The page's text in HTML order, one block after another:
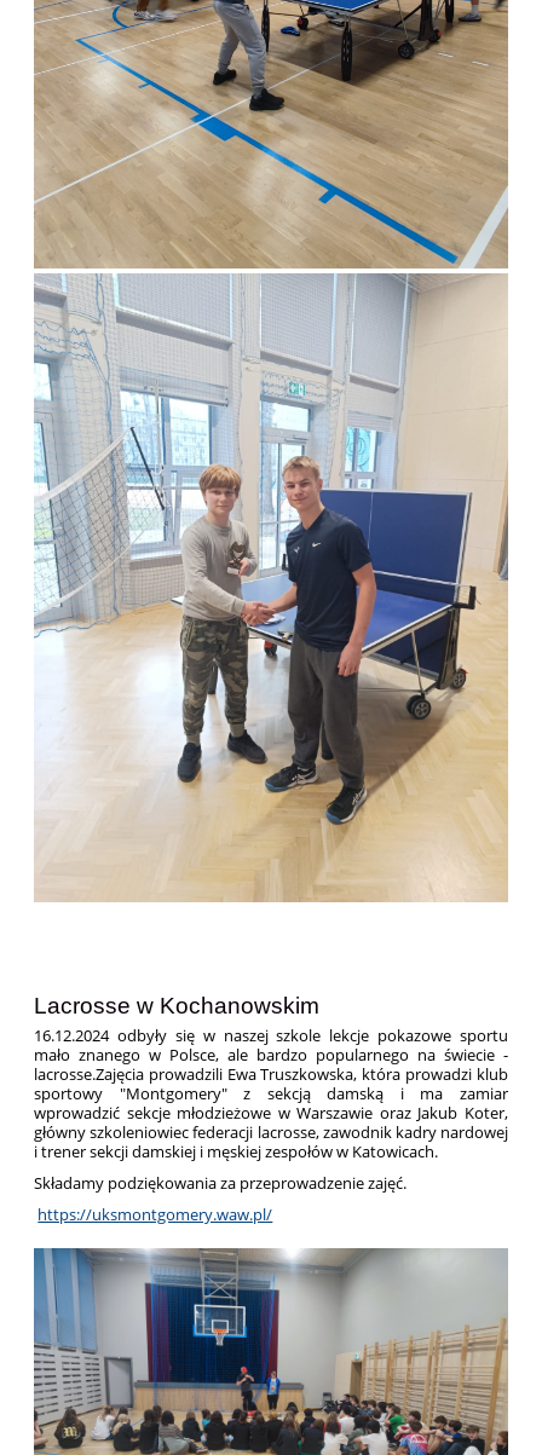
Lacrosse w Kochanowskim
16.12.2024 odbyły się w naszej szkole lekcje pokazowe sportu
mało znanego w Polsce, ale bardzo popularnego na świecie -
lacrosse.Zajęcia prowadzili Ewa Truszkowska, która prowadzi klub
sportowy "Montgomery" z sekcją damską i ma zamiar
wprowadzić sekcje młodzieżowe w Warszawie oraz Jakub Koter,
główny szkoleniowiec federacji lacrosse, zawodnik kadry nardowej
i trener sekcji damskiej i męskiej zespołów w Katowicach.
Składamy podziękowania za przeprowadzenie zajęć.
https://uksmontgomery.waw.pl/